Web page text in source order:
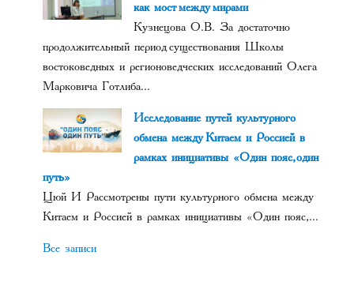
как мост между мирами
Кузнецова О.В. За достаточно
продолжительный период существования Школы
востоковедных и регионоведческих исследований Олега
Марковича Готлиба...
Исследование путей культурного
обмена между Китаем и Россией в
рамках инициативы «Один пояс, один
путь»
Цюй И Рассмотрены пути культурного обмена между
Китаем и Россией в рамках инициативы «Один пояс,...
Все записи